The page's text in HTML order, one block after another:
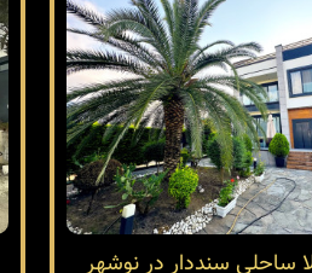
ساحلي سنددار در نوشهر